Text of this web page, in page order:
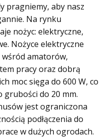
pragniemy, aby nasz
Na rynku
nożyc: elektryczne,
Nożyce elektryczne
amatorów,
pracy oraz dobrą
moc sięga do 600 W, co
grubości do 20 mm.
jest ograniczona
podłączenia do
w dużych ogrodach.